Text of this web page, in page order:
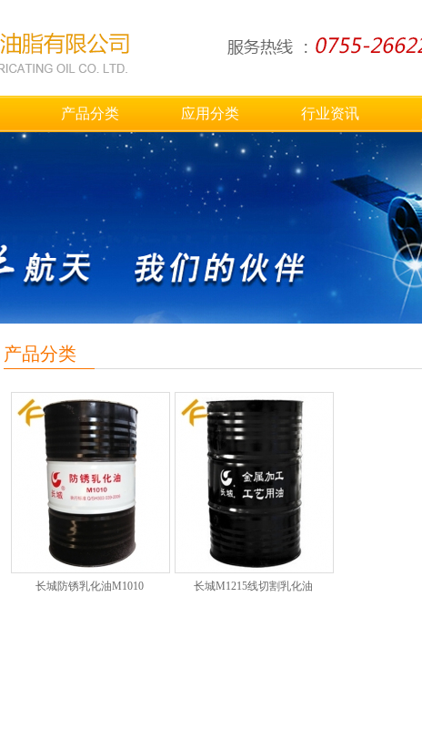
产品分类 应用分类 行业资讯
产品分类
长城防锈乳化油M1010 长城M1215线切割乳化油